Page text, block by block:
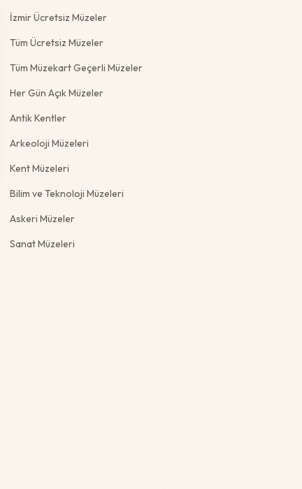
İzmir Ücretsiz Müzeler
Tüm Ücretsiz Müzeler
Tüm Müzekart Geçerli Müzeler
Her Gün Açık Müzeler
Antik Kentler
Arkeoloji Müzeleri
Kent Müzeleri
Bilim ve Teknoloji Müzeleri
Askeri Müzeler
Sanat Müzeleri